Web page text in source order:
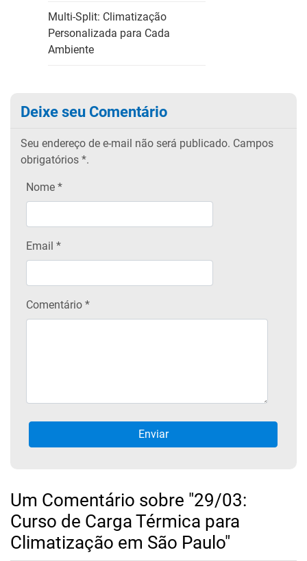
Multi-Split: Climatização
Personalizada para Cada
Ambiente
Deixe seu Comentário
Seu endereço de e-mail não será publicado. Campos
obrigatórios *.
Nome *
Email *
Comentário *
Um Comentário sobre "29/03:
Curso de Carga Térmica para
Climatização em São Paulo"